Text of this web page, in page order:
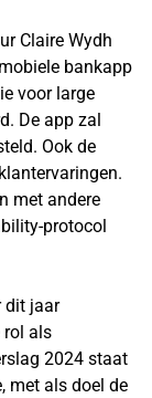
Claire Wydh
bankapp
voor large
De app zal
Ook de
met andere
protocol
dit jaar
rol als
2024 staat
met als doel de